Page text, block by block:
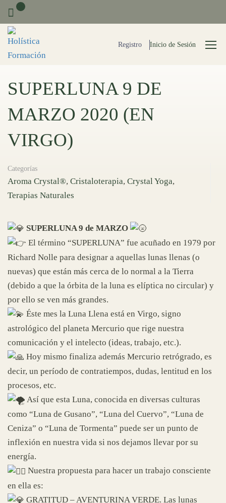
Registro Inicio de Sesión
SUPERLUNA 9 DE
MARZO 2020 (EN
VIRGO)
Categorías
Aroma Crystal®, Cristaloterapia, Crystal Yoga,
Terapias Naturales
SUPERLUNA 9 de MARZO
El término “SUPERLUNA” fue acuñado en 1979 por
Richard Nolle para designar a aquellas lunas llenas (o
nuevas) que están más cerca de lo normal a la Tierra
(debido a que la órbita de la luna es elíptica no circular) y
por ello se ven más grandes.
Éste mes la Luna Llena está en Virgo, signo
astrológico del planeta Mercurio que rige nuestra
comunicación y el intelecto (ideas, trabajo, etc.).
Hoy mismo finaliza además Mercurio retrógrado, es
decir, un período de contratiempos, dudas, lentitud en los
procesos, etc.
Así que esta Luna, conocida en diversas culturas
como “Luna de Gusano”, “Luna del Cuervo”, “Luna de
Ceniza” o “Luna de Tormenta” puede ser un punto de
inflexión en nuestra vida si nos dejamos llevar por su
energía.
Nuestra propuesta para hacer un trabajo consciente
en ella es:
GRATITUD – AVENTURINA VERDE. Las lunas